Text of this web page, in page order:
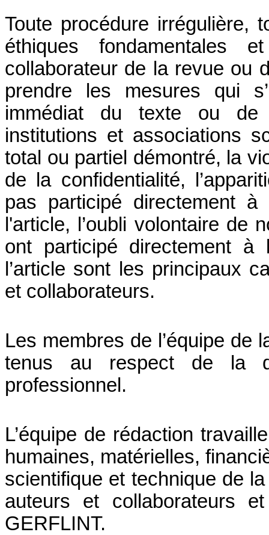
Toute procédure irrégulière,
éthiques fondamentales
collaborateur de la revue ou
prendre les mesures qui
immédiat du texte ou de
institutions et associations
total ou partiel démontré, la
de la confidentialité,
pas participé directement
l'article, l’oubli volontaire de
ont participé directement
l’article sont les principaux
et collaborateurs.
Les membres de l’équipe de
tenus au respect de la
professionnel.
L’équipe de rédaction
humaines, matérielles,
scientifique et technique de
auteurs et collaborateurs
GERFLINT.